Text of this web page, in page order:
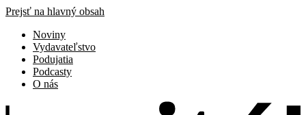
Prejsť na hlavný obsah
Noviny
Vydavateľstvo
Podujatia
Podcasty
O nás